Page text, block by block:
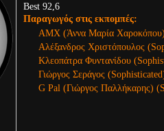
Best 92,6
Παραγωγός στις εκπομπές:
AMX (Άννα Μαρία
Αλέξανδρος Χριστόπουλος
Κλεοπάτρα Φυντανίδου
Γιώργος Σεράγος
G Pal (Γιώργος Παλλήκαρης)